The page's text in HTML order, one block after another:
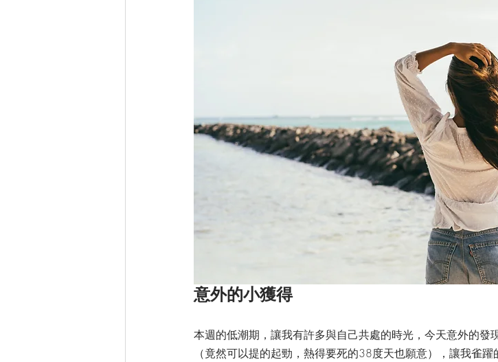
意外的小獲得
本週的低潮期，讓我有許多與自己共處的時光，今天意外的發
（竟然可以提的起勁，熱得要死的38度天也願意），讓我雀